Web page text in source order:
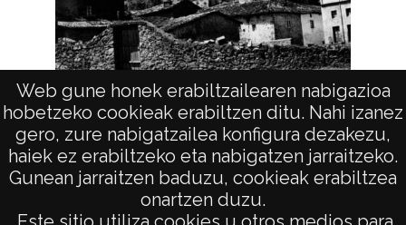
Web gune honek erabiltzailearen nabigazioa
hobetzeko cookieak erabiltzen ditu. Nahi izanez
gero, zure nabigatzailea konfigura dezakezu,
haiek ez erabiltzeko eta nabigatzen jarraitzeko.
Gunean jarraitzen baduzu, cookieak erabiltzea
onartzen duzu.
Signaturas: Copia digital: ATHA-DAF-GUE-
7123;
Licencia de las imágenes
CC BY-NC-SA 4.0Vista (BERNEDO)
AVISO LEGAL